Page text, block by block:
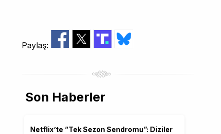
Paylaş:
Son Haberler
Netflix’te “Tek Sezon Sendromu”: Diziler